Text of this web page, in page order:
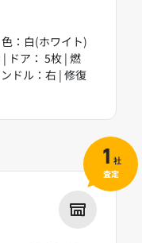
：白(ホワイト)
ドア： 5枚 | 燃
ドル：右 | 修復
1 社
査定